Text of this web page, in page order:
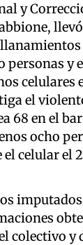
y
personas y
celulares
el
68 en el
ocho
celular el
imputados
colectivo y